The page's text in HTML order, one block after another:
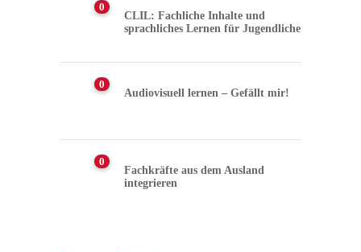
0
CLIL: Fachliche Inhalte und
sprachliches Lernen für Jugendliche
0
Audiovisuell lernen – Gefällt mir!
0
Fachkräfte aus dem Ausland
integrieren